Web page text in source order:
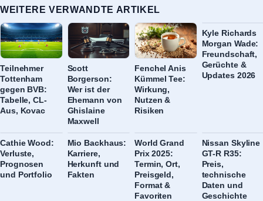
WEITERE VERWANDTE ARTIKEL
Teilnehmer
Tottenham
gegen BVB:
Tabelle, CL-
Aus, Kovac
Scott
Borgerson:
Wer ist der
Ehemann von
Ghislaine
Maxwell
Fenchel Anis
Kümmel Tee:
Wirkung,
Nutzen &
Risiken
Kyle Richards
Morgan Wade:
Freundschaft,
Gerüchte &
Updates 2026
Cathie Wood:
Verluste,
Prognosen
und Portfolio
Mio Backhaus:
Karriere,
Herkunft und
Fakten
World Grand
Prix 2025:
Termin, Ort,
Preisgeld,
Format &
Favoriten
Nissan Skyline
GT-R R35:
Preis,
technische
Daten und
Geschichte